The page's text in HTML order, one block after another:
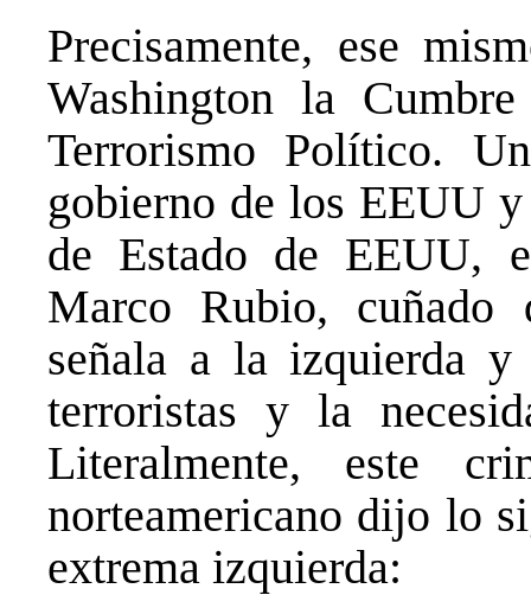
Precisamente, ese
Washington la
Terrorismo Político.
gobierno de los EEUU
de Estado de EEUU,
Marco Rubio, cuñado
señala a la izquierda
terroristas y la
Literalmente, este
norteamericano dijo lo
extrema izquierda: